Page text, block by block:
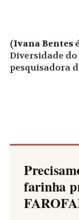
(Ivana Bentes
Diversidade
pesquisadora
farinha